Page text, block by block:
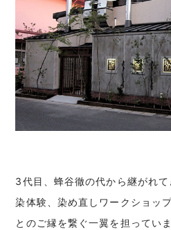
3代目、蜂谷徹の代から継がれ
染体験、染め直しワークショッ
とのご縁を繋ぐ一翼を担っていま